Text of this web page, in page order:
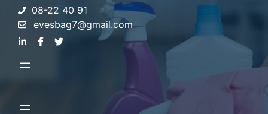
08-22 40 91
evesbag7@gmail.com